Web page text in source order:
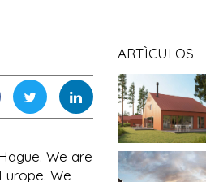
We are
We
ARTÌCULOS